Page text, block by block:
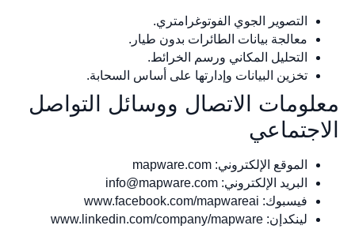
التصوير الجوي الفوتوغرامتري.
معالجة بيانات الطائرات بدون طيار.
التحليل المكاني ورسم الخرائط.
تخزين البيانات وإدارتها على أساس السحابة.
الاتصال ووسائل التواصل
الموقع الإلكتروني: mapware.com
البريد الإلكتروني:info@mapware.com
فيسبوك: www.facebook.com/mapwareai
لينكدإن: www.linkedin.com/company/mapware